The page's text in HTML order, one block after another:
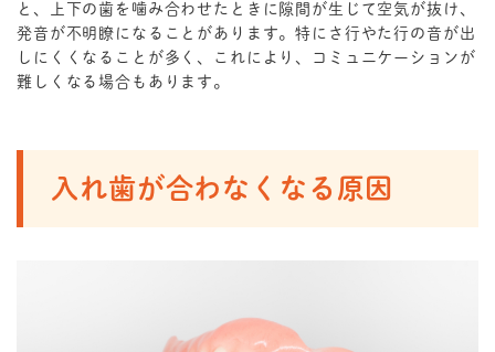
と、上下の歯を噛み合わせたときに隙間が生じて空気が抜け、
発音が不明瞭になることがあります。特にさ行やた行の音が出
しにくくなることが多く、これにより、コミュニケーションが
難しくなる場合もあります。
入れ歯が合わなくなる原因